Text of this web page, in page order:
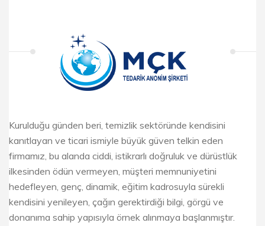
Kurulduğu günden beri, temizlik sektöründe kendisini
kanıtlayan ve ticari ismiyle büyük güven telkin eden
firmamız, bu alanda ciddi, istikrarlı doğruluk ve dürüstlük
ilkesinden ödün vermeyen, müşteri memnuniyetini
hedefleyen, genç, dinamik, eğitim kadrosuyla sürekli
kendisini yenileyen, çağın gerektirdiği bilgi, görgü ve
donanıma sahip yapısıyla örnek alınmaya başlanmıştır.